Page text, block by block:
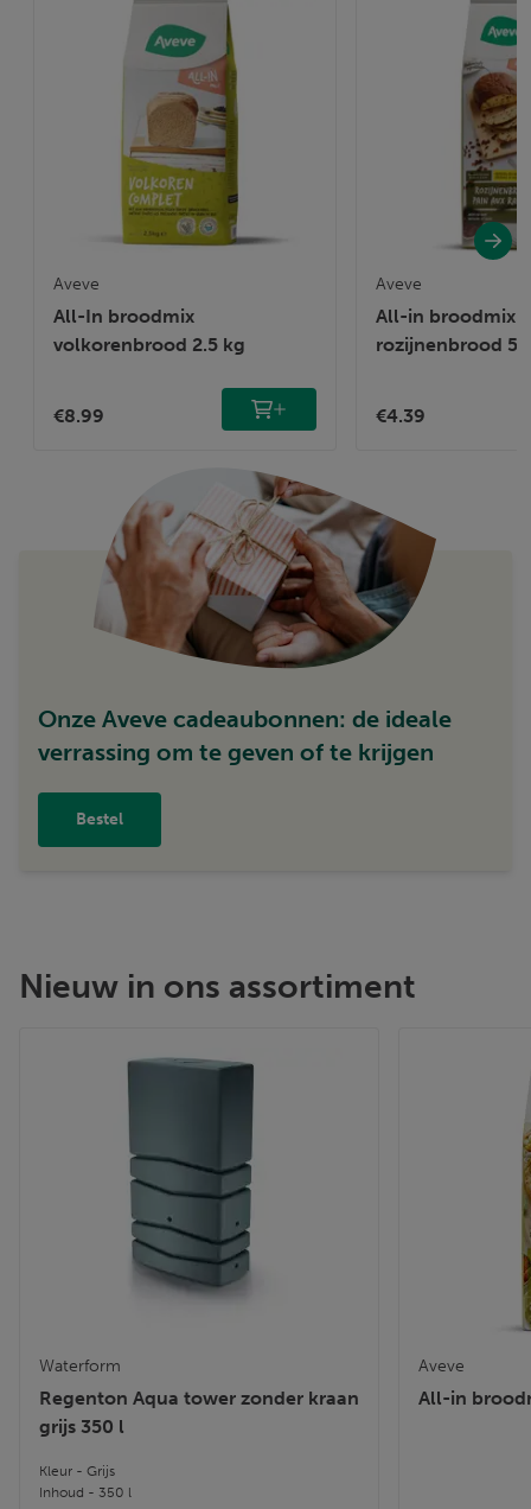
Aveve
All-In broodmix
volkorenbrood 2.5 kg
€8.99
Aveve
All-in broodmix
rozijnenbrood
€4.39
Onze Aveve cadeaubonnen: de ideale
verrassing om te geven of te krijgen
Bestel
Nieuw in ons assortiment
Waterform
Regenton Aqua tower zonder kraan
grijs 350 l
Kleur - Grijs
Inhoud - 350 l
Aveve
All-in